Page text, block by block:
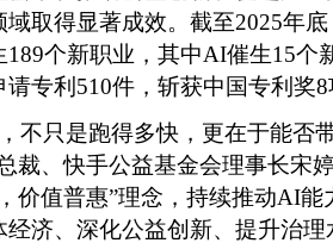
取得显著成效。截至2025年
个新职业，其中AI催生15个
专利510件，斩获中国专利奖
只是跑得多快，更在于能否
裁、快手公益基金会理事长宋
价值普惠”理念，持续推动AI
经济、深化公益创新、提升治